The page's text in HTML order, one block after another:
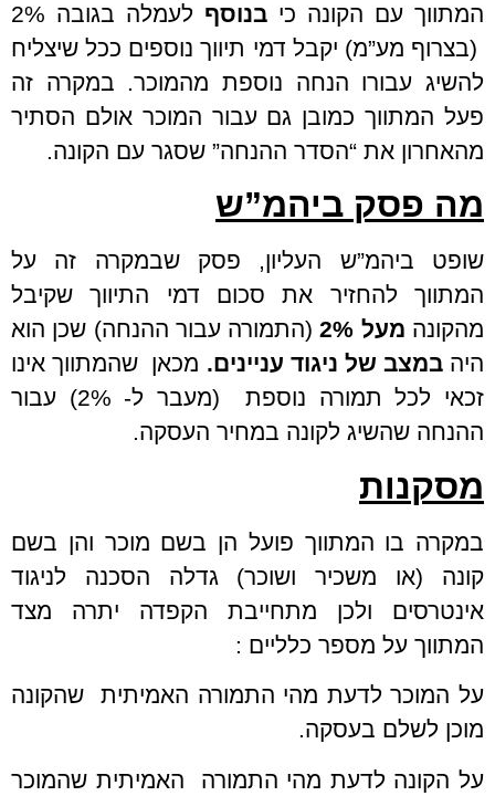
המתווך עם הקונה כי בנוסף
לעמלה בגובה 2%
(בצרוף מע”מ) יקבל דמי תיווך נוספים ככל שיצליח
להשיג עבורו הנחה נוספת מהמוכר. במקרה זה
פעל המתווך כמובן גם עבור המוכר אולם הסתיר
מהאחרון את “הסדר ההנחה” שסגר עם הקונה.
מה פסק ביהמ”ש
שופט ביהמ”ש העליון, פסק שבמקרה זה על
המתווך להחזיר את סכום דמי התיווך שקיבל
מהקונה מעל 2%
(התמורה עבור ההנחה) שכן הוא
היהבמצב של ניגוד עניינים. מכאן שהמתווך אינו
זכאי לכל תמורה נוספת (מעבר ל- 2%) עבור
ההנחה שהשיג לקונה במחיר העסקה.
מסקנות
במקרה בו המתווך פועל הן בשם מוכר והן בשם
קונה (או משכיר ושוכר) גדלה הסכנה לניגוד
אינטרסים ולכן מתחייבת הקפדה יתרה מצד
המתווך על מספר כלליים :
על המוכר לדעת מהי התמורה האמיתית שהקונה
מוכן לשלם בעסקה.
על הקונה לדעת מהי התמורה האמיתית שהמוכר